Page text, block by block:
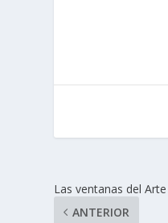
Las ventanas del Arte
ANTERIOR